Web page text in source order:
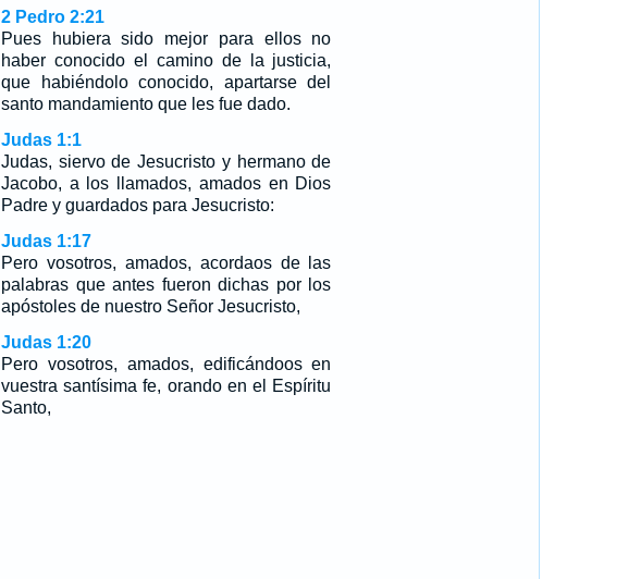
2 Pedro 2:21
Pues hubiera sido mejor para ellos no
haber conocido el camino de la justicia,
que habiéndolo conocido, apartarse del
santo mandamiento que les fue dado.
Judas 1:1
Judas, siervo de Jesucristo y hermano de
Jacobo, a los llamados, amados en Dios
Padre y guardados para Jesucristo:
Judas 1:17
Pero vosotros, amados, acordaos de las
palabras que antes fueron dichas por los
apóstoles de nuestro Señor Jesucristo,
Judas 1:20
Pero vosotros, amados, edificándoos en
vuestra santísima fe, orando en el Espíritu
Santo,